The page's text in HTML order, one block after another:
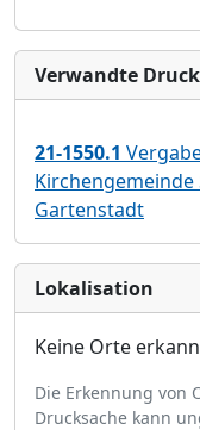
Verwandte
21-1550.1
Kirchengemeinde
Gartenstadt
Lokalisation
Keine Orte
Die Erkennung von
Drucksache kann